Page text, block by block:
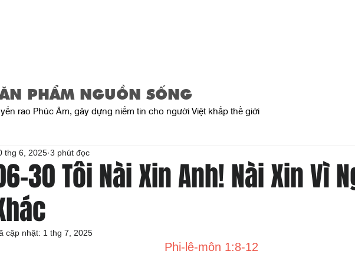
PHẨM NGUỒN SỐNG
rao Phúc Âm, gây dựng niềm tin cho người Việt khắp thế giới
30 Tôi Nài Xin Anh! Nài Xin Vì
thg 6, 2025 3 phút đọc
cập nhật: 1 thg 7, 2025
Phi-lê-môn 1:8-12